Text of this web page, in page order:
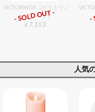
VICTORINOX（ビクトリノックス
包丁・ハサミ
¥ 7,153
- SOLD OUT - -
人気